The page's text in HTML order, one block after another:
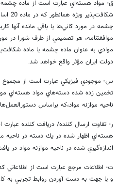
ق- مواد هسته‌اي عبارت است از ماده چشمه
چشمه در مورد كاني‌ها يا باقي مانده آنها
موادي به عنوان ماده چشمه يا ماده
دولت ايران مؤثر واقع خواهد شد.
س- موجودي فيزيكي عبارت است از مجموع
تخمين زده شده دسته‌هاي مواد هسته‌اي
ناحيه موازنه مواد،‌كه براساس
ر- تفاوت ارسال كننده/ دريافت كننده
هسته‌اي اظهار شده در يك دسته در ناحيه
اندازه‌گيري شده در ناحيه موازنه مواد در
ت- اطلاعات مرجع عبارت است از اطلاعاتي
و يا جهت به دست آوردن روابط تجربي به